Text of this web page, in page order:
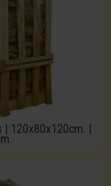
| 120x80x120cm. |